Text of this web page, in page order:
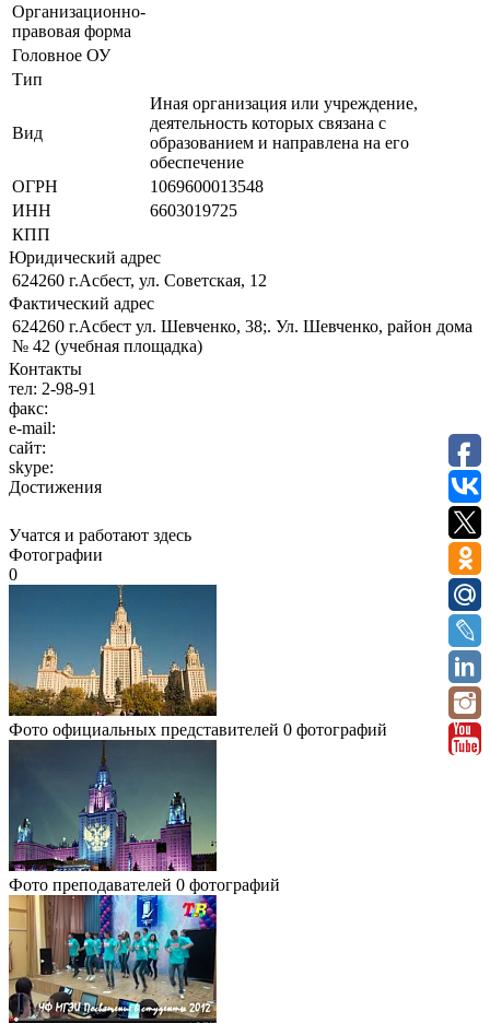
Организационно-
правовая форма
Головное ОУ
Тип
Вид
Иная организация или учреждение,
деятельность которых связана с
образованием и направлена на его
обеспечение
ОГРН
1069600013548
ИНН
6603019725
КПП
Юридический адрес
624260 г.Асбест, ул. Советская, 12
Фактический адрес
624260 г.Асбест ул. Шевченко, 38;. Ул. Шевченко, район дома
№ 42 (учебная площадка)
Контакты
тел: 2-98-91
факс:
e-mail:
сайт:
skype:
Достижения
Учатся и работают здесь
Фотографии
0
Фото официальных представителей 0 фотографий
Фото преподавателей 0 фотографий